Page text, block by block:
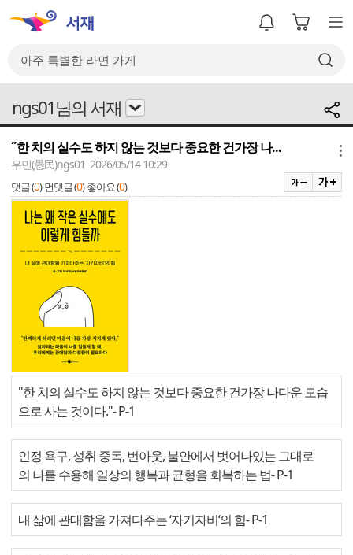
ngs01님의 서재
˝한 치의 실수도 하지 않는 것보다 중요한 건가장 나...
우민(愚民)ngs01 2026/05/14 10:29
댓글 (0) 먼댓글 (0) 좋아요 (0)
"한 치의 실수도 하지 않는 것보다 중요한 건가장 나다운 모습
으로 사는 것이다."- P-1
인정 욕구, 성취 중독, 번아웃, 불안에서 벗어나있는 그대로
의 나를 수용해 일상의 행복과 균형을 회복하는 법- P-1
내 삶에 관대함을 가져다주는 ‘자기자비‘의 힘- P-1